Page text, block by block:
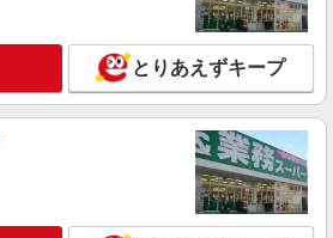
とりあえずキープ